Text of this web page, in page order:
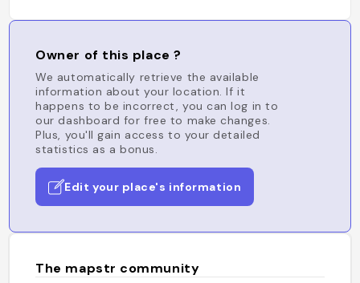
Owner of this place ?
We automatically retrieve the available
information about your location. If it
happens to be incorrect, you can log in to
our dashboard for free to make changes.
Plus, you'll gain access to your detailed
statistics as a bonus.
Edit your place's information
The mapstr community